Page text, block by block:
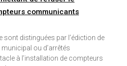
communicants
distinguées par l’édiction de
ou d’arrêtés
à l’installation de compteurs